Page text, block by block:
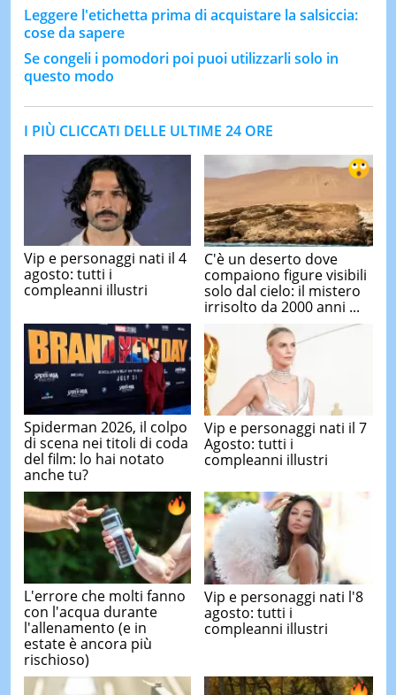
Leggere l'etichetta prima di acquistare la salsiccia:
cose da sapere
Se congeli i pomodori poi puoi utilizzarli solo in
questo modo
I PIÙ CLICCATI DELLE ULTIME 24 ORE
Vip e personaggi nati il 4
agosto: tutti i
compleanni illustri
C'è un deserto dove
compaiono figure visibili
solo dal cielo: il mistero
irrisolto da 2000 anni ...
Spiderman 2026, il colpo
di scena nei titoli di coda
del film: lo hai notato
anche tu?
Vip e personaggi nati il 7
Agosto: tutti i
compleanni illustri
L'errore che molti fanno
con l'acqua durante
l'allenamento (e in
estate è ancora più
rischioso)
Vip e personaggi nati l'8
agosto: tutti i
compleanni illustri